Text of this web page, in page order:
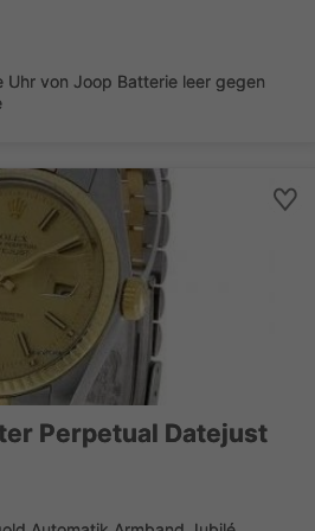
Uhr von Joop Batterie leer gegen
Perpetual Datejust